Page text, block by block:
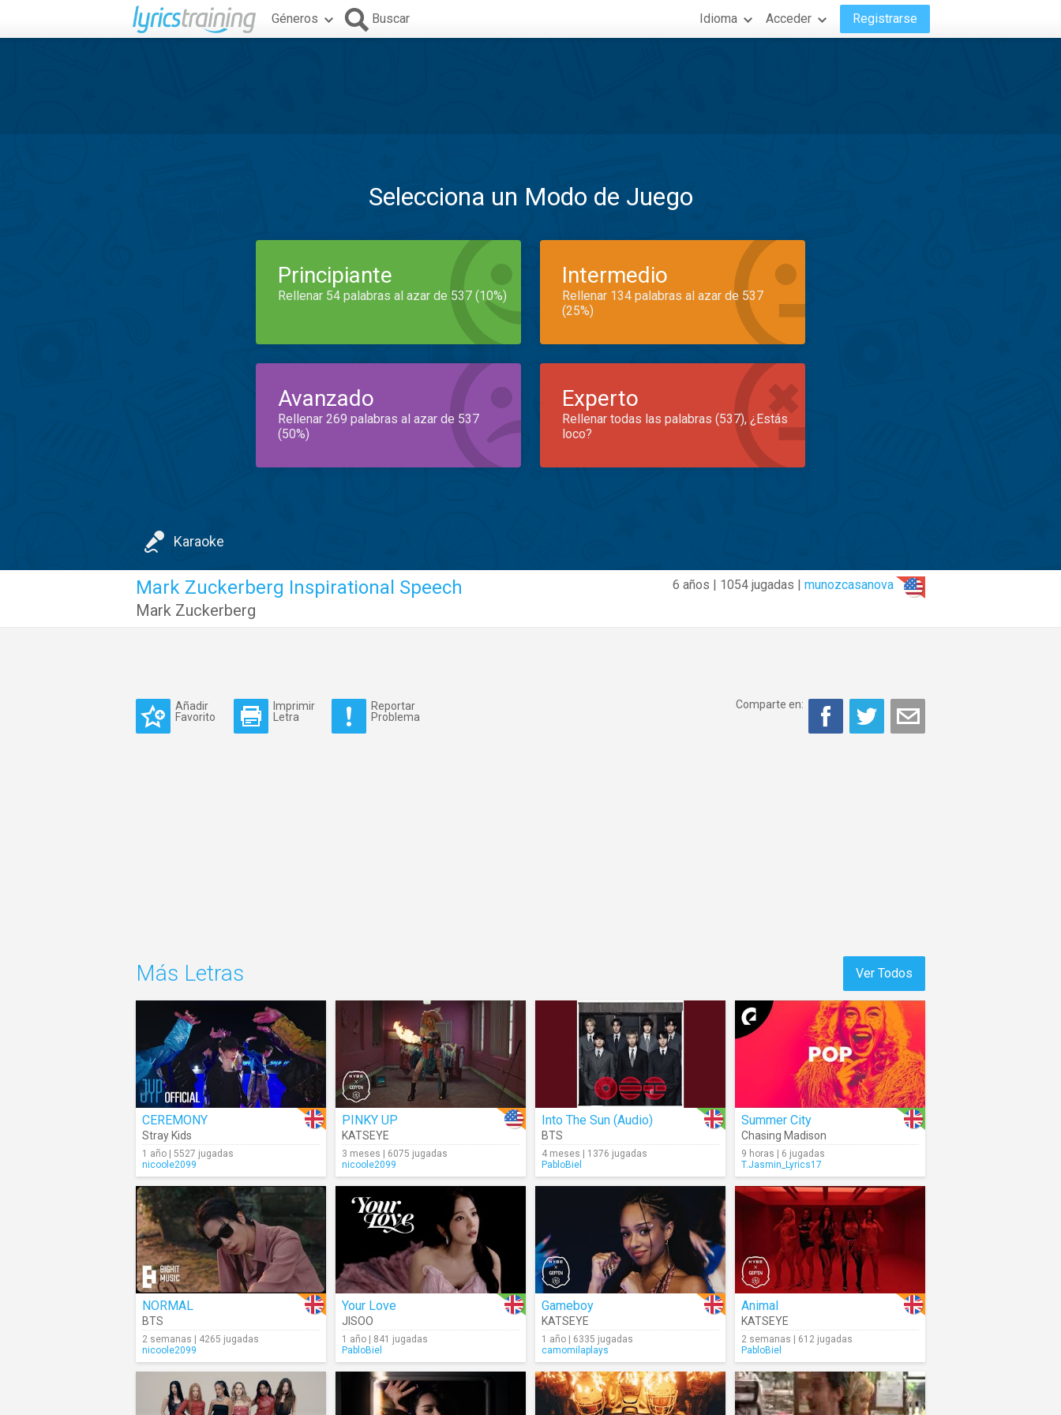
Géneros Buscar Idioma Acceder Registrarse
Selecciona un Modo de Juego
Principiante
Rellenar 54 palabras al azar de 537 (10%)
Intermedio
Rellenar 134 palabras al azar de 537
(25%)
Avanzado
Rellenar 269 palabras al azar de 537
(50%)
Experto
Rellenar todas las palabras (537), ¿Estás
loco?
Karaoke
6 años | 1054 jugadas | munozcasanova
Mark Zuckerberg Inspirational Speech
Mark Zuckerberg
Añadir
Favorito
Imprimir
Letra
Reportar
Problema
Comparte en:
Ver Todos
Más Letras
CEREMONY
Stray Kids
1 año | 5527 jugadas
nicoole2099
PINKY UP
KATSEYE
3 meses | 6075 jugadas
nicoole2099
Into The Sun (Audio)
BTS
4 meses | 1376 jugadas
PabloBiel
Summer City
Chasing Madison
9 horas | 6 jugadas
T.Jasmin_Lyrics17
NORMAL
BTS
2 semanas | 4265 jugadas
nicoole2099
Your Love
JISOO
1 año | 841 jugadas
PabloBiel
Gameboy
KATSEYE
1 año | 6335 jugadas
camomilaplays
Animal
KATSEYE
2 semanas | 612 jugadas
PabloBiel